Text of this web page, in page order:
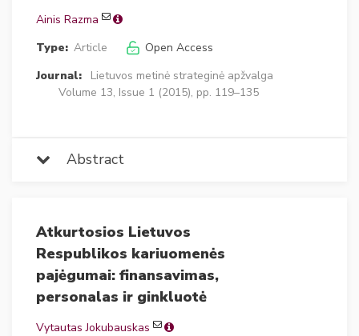
Ainis Razma
Type: Article
Open Access
Journal:
Lietuvos metinė strateginė apžvalga
Volume 13, Issue 1 (2015), pp. 119–135
Abstract
Atkurtosios Lietuvos
Respublikos kariuomenės
pajėgumai: finansavimas,
personalas ir ginkluotė
Vytautas Jokubauskas